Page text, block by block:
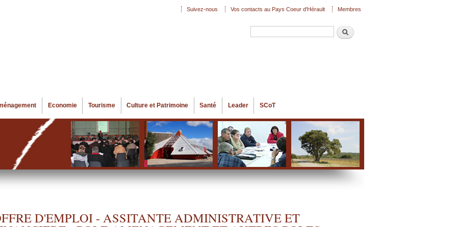
Recherche
Economie Tourisme Culture et Patrimoine Santé Leader SCoT
Suivez-nous Vos contacts au Pays Coeur d'Hérault Membres
D'EMPLOI - ASSITANTE ADMINISTRATIVE ET